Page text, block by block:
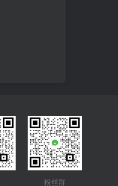
粉丝群